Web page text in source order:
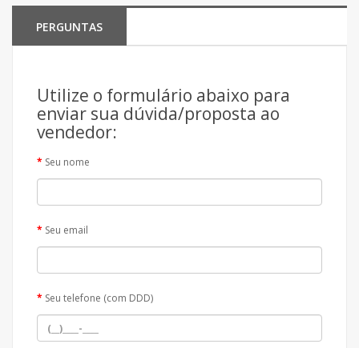
PERGUNTAS
Utilize o formulário abaixo para
enviar sua dúvida/proposta ao
vendedor:
Seu nome
Seu email
Seu telefone (com DDD)